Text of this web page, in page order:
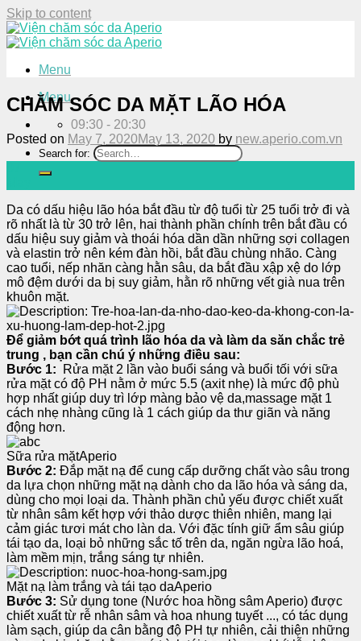
Skip to content
Menu
Menu
09:30 - 20:30
Search for:
CHĂM SÓC DA MẶT LÃO HÓA
Posted on May 7, 2020May 13, 2020 by new.aperio.com.vn
Da có dấu hiệu lão hóa bắt đầu từ độ tuổi từ 25 tuổi trở đi và
rõ nhất là từ 30 trở lên, hai thành phần chính trên bắt đầu có
dấu hiệu suy giảm và thoái hóa dần dần những sợi collagen
và elastin trở nên kém đàn hồi, bắt đầu chùng nhão. Càng
cao tuổi, nếp nhăn càng hằn sâu, da bắt đầu xập xệ do lớp
mô đệm dưới da bị suy giảm, hằn rõ những vết già nua trên
khuôn mặt.
Để giảm bớt quá trình lão hóa da và làm da săn chắc trẻ
trung , bạn cần chú ý những điều sau:
Bước 1: Rửa mặt 2 lần vào buổi sáng và buổi tối với sữa
rửa mặt có độ PH nằm ở mức 5.5 (axit nhẹ) là mức độ phù
hợp nhất giúp duy trì lớp màng bảo vệ da,massage mặt 1
cách nhẹ nhàng cũng là 1 cách giúp da thư giãn và năng
động hơn.
Sữa rửa mặtAperio
Bước 2: Đắp mặt nạ để cung cấp dưỡng chất vào sâu trong
da lựa chọn những mặt nạ dành cho da lão hóa và sáng da,
dùng cho mọi loại da. Thành phần chủ yếu được chiết xuất
từ nhân sâm kết hợp với thảo dược thiên nhiên, mang lại
cảm giác tươi mát cho làn da. Với đặc tính giữ ẩm sâu giúp
tái tạo da, loại bỏ những sắc tố trên da, ngăn ngừa lão hoá,
làm mềm mịn, trắng sáng tự nhiên.
Mặt nạ làm trắng và tái tạo daAperio
Bước 3: Sử dụng tone (Nước hoa hồng sâm Aperio) được
chiết xuất từ rễ nhân sâm và hoa nhung tuyết ..., có tác dụng
làm sạch, giúp da cân bằng độ PH tự nhiên, cải thiện những